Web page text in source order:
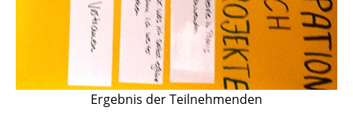
Ergebnis der Teilnehmenden